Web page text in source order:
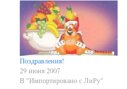
Поздравления!
29 июня 2007
В "Импортировано с ЛиРу"